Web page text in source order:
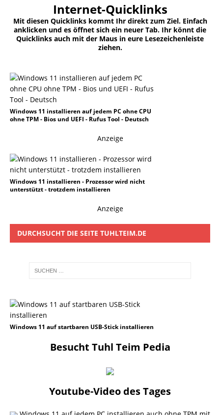
Internet-Quicklinks
Mit diesen Quicklinks kommt Ihr direkt zum Ziel. Einfach
anklicken und es öffnet sich ein neuer Tab. Ihr könnt die
Quicklinks auch mit der Maus in eure Lesezeichenleiste
ziehen.
Windows 11 installieren auf jedem PC ohne CPU
ohne TPM - Bios und UEFI - Rufus Tool - Deutsch
Anzeige
Windows 11 installieren - Prozessor wird nicht
unterstützt - trotzdem installieren
Anzeige
DURCHSUCHT DIE SEITE TUHLTEIM.DE
Windows 11 auf startbaren USB-Stick installieren
Besucht Tuhl Teim Pedia
Youtube-Video des Tages